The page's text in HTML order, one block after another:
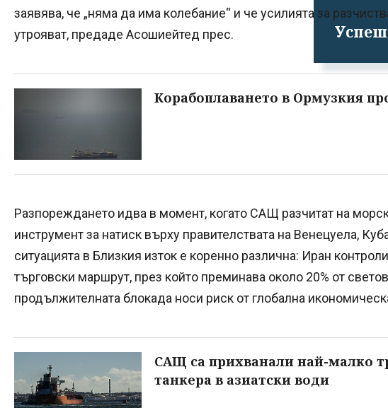
заявява, че „няма да има колебание“ и че усилията за
утрояват, предаде Асошиейтед прес.
Корабоплаването в Ормузкия
Разпореждането идва в момент, когато САЩ разчитат на
инструмент за натиск върху правителствата на Венецуела,
ситуацията в Близкия изток е коренно различна: Иран
търговски маршрут, през който преминава около 20% от
продължителната блокада носи риск от глобална
САЩ са прихванали най-малко
танкера в азиатски води